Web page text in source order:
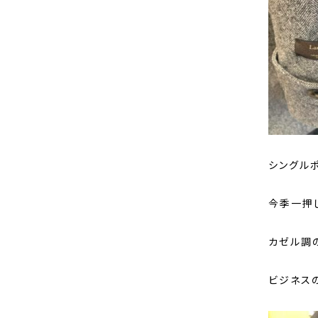
シングル
今季一押
カゼル調
ビジネス